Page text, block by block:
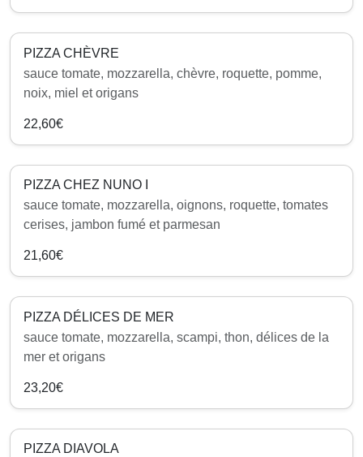
PIZZA CHÈVRE
sauce tomate, mozzarella, chèvre, roquette, pomme,
noix, miel et origans
22,60€
PIZZA CHEZ NUNO I
sauce tomate, mozzarella, oignons, roquette, tomates
cerises, jambon fumé et parmesan
21,60€
PIZZA DÉLICES DE MER
sauce tomate, mozzarella, scampi, thon, délices de la
mer et origans
23,20€
PIZZA DIAVOLA